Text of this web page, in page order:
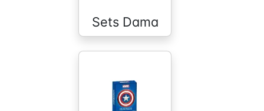
Sets Dama